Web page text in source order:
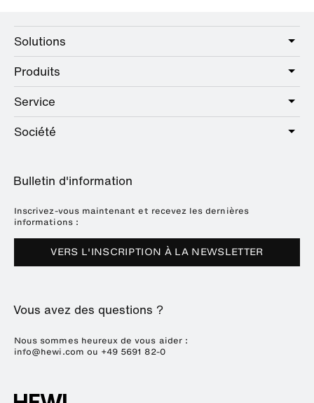
Solutions
Care
Public
Hotel
Produits
Sanitaire
Quincaillerie
Expositions
Service
Offre de services
Brochures et catalogues
Downloads
Société
Références
Presse
Dates des salons
Durabilité
Bulletin d'information
Inscrivez-vous maintenant et recevez les dernières
informations :
VERS L'INSCRIPTION À LA NEWSLETTER
Vous avez des questions ?
Nous sommes heureux de vous aider :
info@hewi.com ou +49 5691 82-0